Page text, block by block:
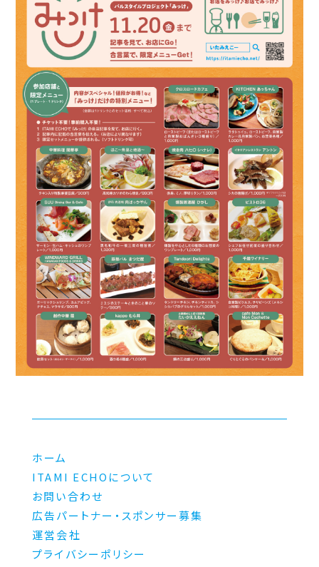
ホーム
ITAMI ECHOについて
お問い合わせ
広告パートナー・スポンサー募集
運営会社
プライバシーポリシー